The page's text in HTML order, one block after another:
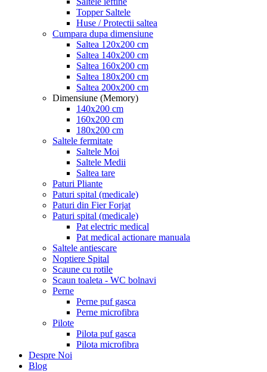
Topper Saltele
Huse / Protectii saltea
Cumpara dupa dimensiune
Saltea 120x200 cm
Saltea 140x200 cm
Saltea 160x200 cm
Saltea 180x200 cm
Saltea 200x200 cm
Dimensiune (Memory)
140x200 cm
160x200 cm
180x200 cm
Saltele fermitate
Saltele Moi
Saltele Medii
Saltea tare
Paturi Pliante
Paturi spital (medicale)
Paturi din Fier Forjat
Paturi spital (medicale)
Pat electric medical
Pat medical actionare manuala
Saltele antiescare
Noptiere Spital
Scaune cu rotile
Scaun toaleta - WC bolnavi
Perne
Perne puf gasca
Perne microfibra
Pilote
Pilota puf gasca
Pilota microfibra
Despre Noi
Blog